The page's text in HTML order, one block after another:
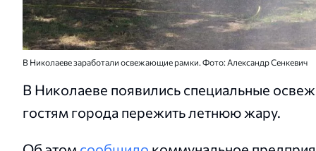
В Николаеве заработали освежающие рамки. Фото: Александр Сенкевич
В Николаеве появились специальные
гостям города пережить летнюю жару.